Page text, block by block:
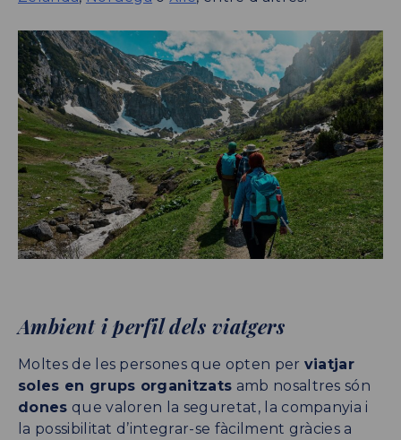
Ambient i perfil dels viatgers
Moltes de les persones que opten per viatjar
soles en grups organitzats amb nosaltres són
dones que valoren la seguretat, la companyia i
la possibilitat d’integrar-se fàcilment gràcies a